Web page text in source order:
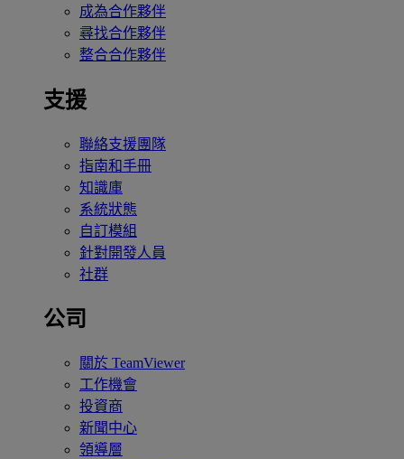
成為合作夥伴
尋找合作夥伴
整合合作夥伴
支援
聯絡支援團隊
指南和手冊
知識庫
系統狀態
自訂模組
針對開發人員
社群
公司
關於 TeamViewer
工作機會
投資商
新聞中心
領導層